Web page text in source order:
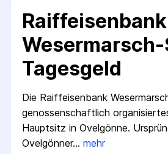
Raiffeisenbank
Wesermarsch-
Tagesgeld
Die Raiffeisenbank
genossenschaftlich
Hauptsitz in Ovelgönne.
Ovelgönner… mehr